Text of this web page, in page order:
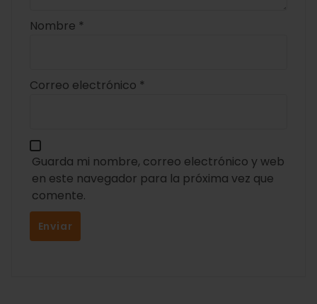
Nombre *
Correo electrónico *
Guarda mi nombre, correo electrónico y web
en este navegador para la próxima vez que
comente.